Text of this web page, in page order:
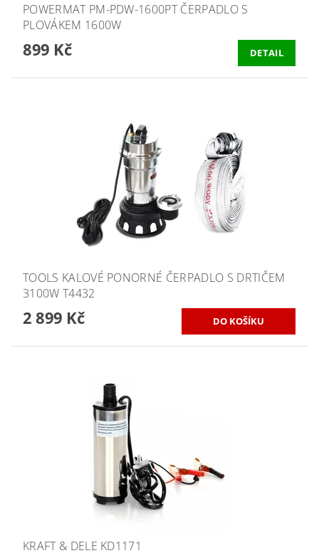
POWERMAT PM-PDW-1600PT ČERPADLO S
PLOVÁKEM 1600W
899 Kč DETAIL
TOOLS KALOVÉ PONORNÉ ČERPADLO S DRTIČEM
3100W T4432
2 899 Kč
KRAFT & DELE KD1171